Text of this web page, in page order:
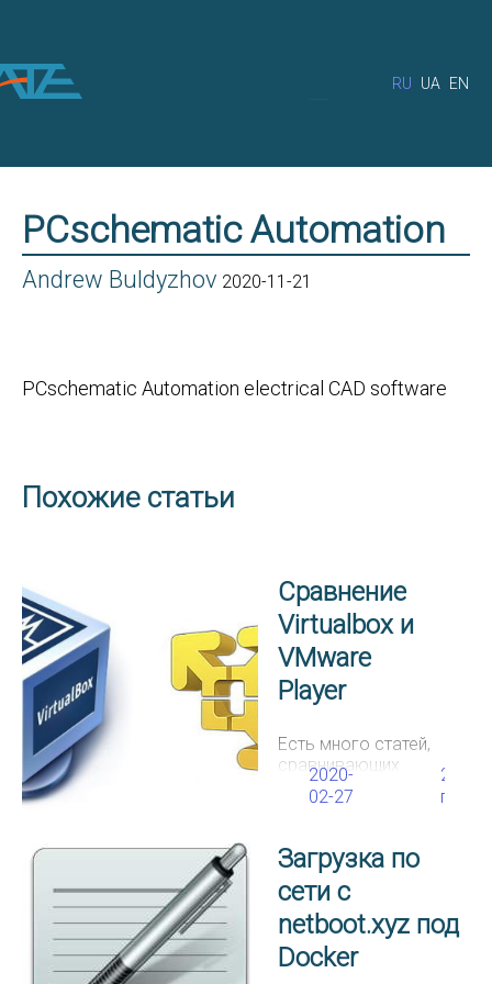
RU UA EN
PCschematic Automation
Andrew Buldyzhov 2020-11-21
PCschematic Automation electrical CAD software
Похожие статьи
Сравнение
Virtualbox и
VMware
Player
Есть много статей,
сравнивающих
Virtualbox и
продукты VMware,
ни одной, в которой
были бы
перечислены
моменты, важные
для моих задач из
области
промышленной
2020-
02-27
Загрузка по
сети с
netboot.xyz под
Docker